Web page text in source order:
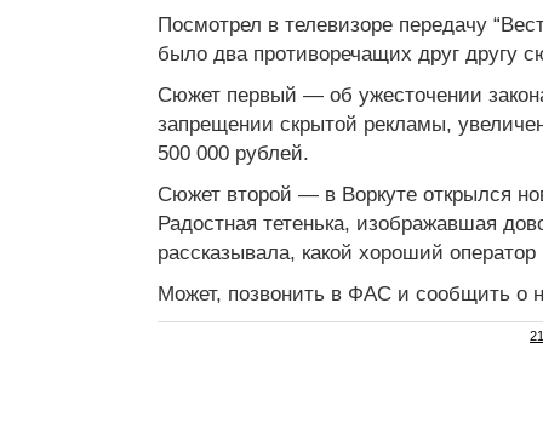
Посмотрел в телевизоре передачу
было два противоречащих друг другу
Сюжет первый — об ужесточении
запрещении скрытой рекламы,
500 000 рублей.
Сюжет второй — в Воркуте открылся
Радостная тетенька, изображавшая
рассказывала, какой хороший
Может, позвонить в ФАС и сообщить о